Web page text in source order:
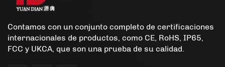
Contamos con un conjunto completo de certificaciones
internacionales de productos, como CE, RoHS, IP65,
FCC y UKCA, que son una prueba de su calidad.